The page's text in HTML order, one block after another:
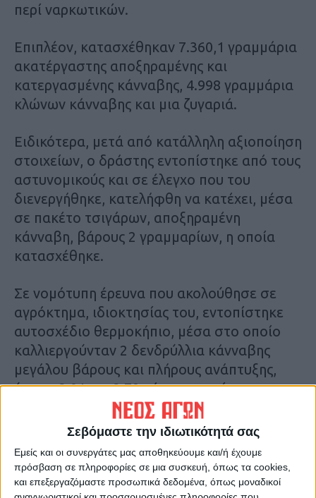
Σεβόμαστε την ιδιωτικότητά σας
Εμείς και οι συνεργάτες μας αποθηκεύουμε και/ή έχουμε
πρόσβαση σε πληροφορίες σε μια συσκευή, όπως τα cookies,
και επεξεργαζόμαστε προσωπικά δεδομένα, όπως μοναδικοί
περί ναρκωτικών.
Επιπλέον, κατασχέθηκαν 7.360,1 γραμμάρια
ακατέργαστης αποξηραμένης και
κατεργασμένης κάνναβης, 4.998 γραμμάρια
κλώνων κάνναβης και μια ζυγαριά.
Ειδικότερα, μετά από κατάλληλη αξιοποίηση
στοιχείων, ο δράστης εντοπίστηκε από τους
αστυνομικούς και σε έλεγχο που του
διενεργήθηκε, κατελήφθη να κατέχει, μέσα
σε πακέτο τσιγάρων, αποξηραμένη
κάνναβη, βάρους 2 γραμμαρίων, η οποία
κατασχέθηκε.
Σε νομότυπη έρευνα που ακολούθησε σε
αγρόκτημα, ιδιοκτησίας του, εντοπίστηκε
αυτοσχέδιο θερμοκήπιο, μέσα στο οποίο
καλλιεργούνταν 2 δενδρύλλια κάνναβης
μεγάλου βάρους και πλήρους ανάπτυξης,
ύψους 3,01 και 2,79 μέτρων, αντίστοιχα, τα
οποία εκριζώθηκαν και κατασχέθηκαν.
Περαιτέρω, σε αποθήκη εντός του
αγροκτήματος βρέθηκαν και κατασχέθηκαν:
τρία πλαστικά βαρέλια που περιείχαν 31